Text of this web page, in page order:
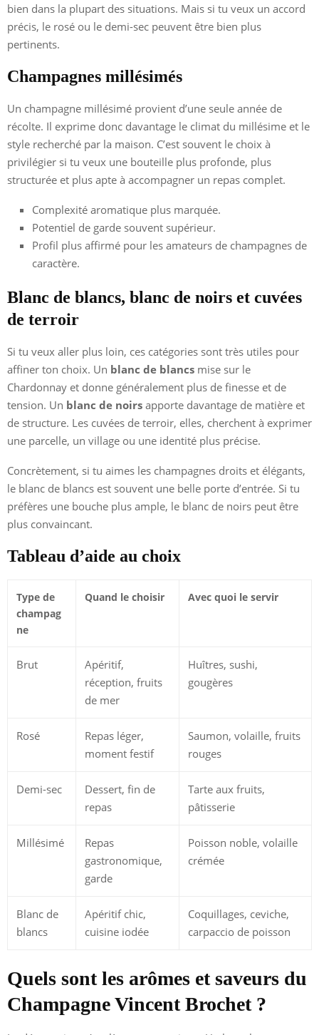
bien dans la plupart des situations. Mais si tu veux un accord
précis, le rosé ou le demi-sec peuvent être bien plus
pertinents.
Champagnes millésimés
Un champagne millésimé provient d’une seule année de
récolte. Il exprime donc davantage le climat du millésime et le
style recherché par la maison. C’est souvent le choix à
privilégier si tu veux une bouteille plus profonde, plus
structurée et plus apte à accompagner un repas complet.
Complexité aromatique plus marquée.
Potentiel de garde souvent supérieur.
Profil plus affirmé pour les amateurs de champagnes de
caractère.
Blanc de blancs, blanc de noirs et cuvées
de terroir
Si tu veux aller plus loin, ces catégories sont très utiles pour
affiner ton choix. Un blanc de blancs mise sur le
Chardonnay et donne généralement plus de finesse et de
tension. Un blanc de noirs apporte davantage de matière et
de structure. Les cuvées de terroir, elles, cherchent à exprimer
une parcelle, un village ou une identité plus précise.
Concrètement, si tu aimes les champagnes droits et élégants,
le blanc de blancs est souvent une belle porte d’entrée. Si tu
préfères une bouche plus ample, le blanc de noirs peut être
plus convaincant.
Tableau d’aide au choix
Type de
champag
ne
Quand le choisir Avec quoi le servir
Brut
Apéritif,
réception, fruits
de mer
Huîtres, sushi,
gougères
Rosé
Repas léger,
moment festif
Saumon, volaille, fruits
rouges
Demi-sec
Dessert, fin de
repas
Tarte aux fruits,
pâtisserie
Millésimé
Repas
gastronomique,
garde
Poisson noble, volaille
crémée
Blanc de
blancs
Apéritif chic,
cuisine iodée
Coquillages, ceviche,
carpaccio de poisson
Quels sont les arômes et saveurs du
Champagne Vincent Brochet ?